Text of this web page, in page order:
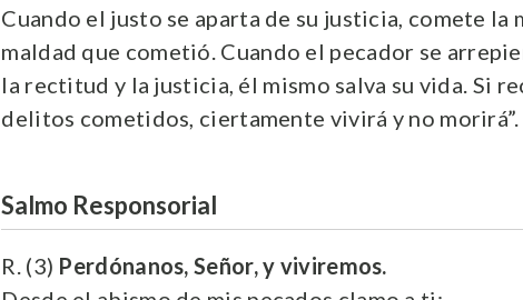
Cuando el justo se aparta de su justicia, comete la
maldad que cometió. Cuando el pecador se
la rectitud y la justicia, él mismo salva su vida. Si
delitos cometidos, ciertamente vivirá y no morirá”.
Salmo Responsorial
R. (3) Perdónanos, Señor, y viviremos.